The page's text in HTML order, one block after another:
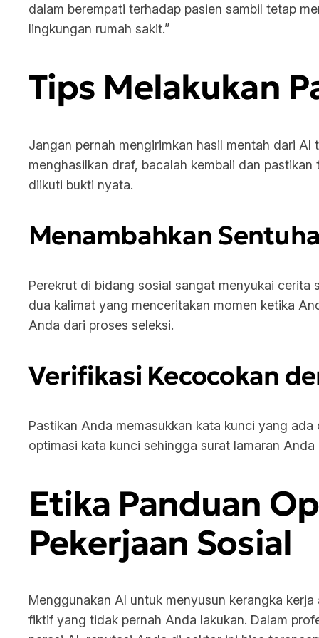
dalam berempati terhadap pasien sambil tetap
lingkungan rumah sakit.”
Tips Melakukan
Jangan pernah mengirimkan hasil mentah dari
menghasilkan draf, bacalah kembali dan
diikuti bukti nyata.
Menambahkan
Perekrut di bidang sosial sangat menyukai
dua kalimat yang menceritakan momen ketika
Anda dari proses seleksi.
Verifikasi Kecocokan
Pastikan Anda memasukkan kata kunci yang
optimasi kata kunci sehingga surat lamaran
Etika Panduan
Pekerjaan Sosial
Menggunakan AI untuk menyusun kerangka
fiktif yang tidak pernah Anda lakukan. Dalam